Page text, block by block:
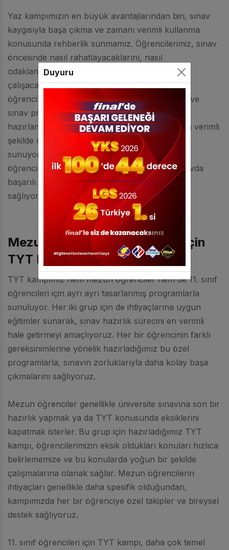
Yaz kampımızın en büyük avantajlarından biri, sınav
kaygısıyla başa çıkma ve zamanı verimli kullanma
konusunda rehberlik sunmamız. Öğrencilerimiz, sınav
öncesinde nasıl rahatlayacaklarını, nasıl
odaklanacaklarını ve verimli bir şekilde nasıl
çalışacaklarını öğreniyorlar. TYT yaz kampı,
öğrencilerimizin ders bilgilerini pekiştirmelerine ve
sınav pratiği yaparak sınavın zorluklarına
hazırlanmalarına yardımcı oluyor. Yaz tatilini en verimli
şekilde değerlendirmeleri için eşsiz bir fırsat
sunuyoruz. Beşiktaş Final kursu olarak her
öğrencimizi bireysel olarak takip ediyor ve sınavda
başarılı olabilmeleri için gereken tüm desteği
sağlıyoruz.
Mezun ve 11. Sınıf Öğrencileri İçin
TYT Kampı
TYT kampımız hem mezun öğrenciler hem de 11. sınıf
öğrencileri için ayrı ayrı tasarlanmış programlarla
sunuluyor. Her iki grup için de ihtiyaçlarına uygun
eğitimler sunarak, sınav hazırlık sürecini en verimli
hale getirmeyi amaçlıyoruz. Her bir öğrencinin farklı
gereksinimlerine yönelik hazırladığımız bu özel
programlarla, sınavın zorluklarıyla daha kolay başa
çıkmalarını sağlıyoruz.
Mezun öğrenciler genellikle üniversite sınavına son bir
hazırlık yapmak ya da TYT konusunda eksiklerini
kapatmak isterler. Bu grup için hazırladığımız TYT
kampı, öğrencilerimizin eksik oldukları konuları hızlıca
belirlememize ve bu konularda yoğun bir şekilde
çalışmalarına olanak sağlar. Mezun öğrencilerin
ihtiyaçları genellikle daha spesifik olduğundan,
kampımızda her bir öğrenciye özel takipler ve bireysel
destek sağlıyoruz.
11. sınıf öğrencileri için TYT kampı, daha çok temel
Duyuru